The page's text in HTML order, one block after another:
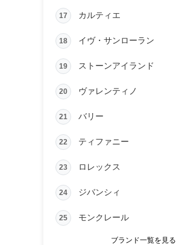
17 カルティエ
18 イヴ・サンローラン
19 ストーンアイランド
20 ヴァレンティノ
21 バリー
22 ティファニー
23 ロレックス
24 ジバンシィ
25 モンクレール
ブランド一覧を見る